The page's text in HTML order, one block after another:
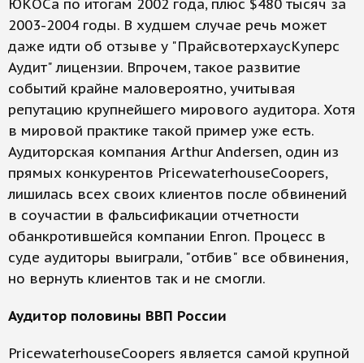
ЮКОСа по итогам 2002 года, плюс $480 тысяч за
2003-2004 годы. В худшем случае речь может
даже идти об отзыве у "ПрайсвотерхаусКуперс
Аудит" лицензии. Впрочем, такое развитие
событий крайне маловероятно, учитывая
репутацию крупнейшего мирового аудитора. Хотя
в мировой практике такой пример уже есть.
Аудиторская компания Arthur Andersen, один из
прямых конкурентов PricewaterhouseCoopers,
лишилась всех своих клиентов после обвинений
в соучастии в фальсификации отчетности
обанкротившейся компании Enron. Процесс в
суде аудиторы выиграли, "отбив" все обвинения,
но вернуть клиентов так и не смогли.
Аудитор половины ВВП России
PricewaterhouseCoopers является самой крупной